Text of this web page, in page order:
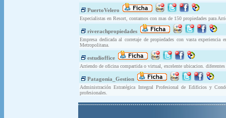
PuertoVelero
Especialistas en Resort, contamos con mas de 150 propiedades para
riverachpropiedades
Empresa dedicada al corretaje de propiedades con vasta
Metropolitana.
estudioffice
Arriendo de oficina compartida o virtual, excelente ubicacion. diferentes
Patagonia_Gestion
Administración Estratégica Integral Profesional de Edificios y
profesionales.